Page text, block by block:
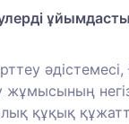
құқық